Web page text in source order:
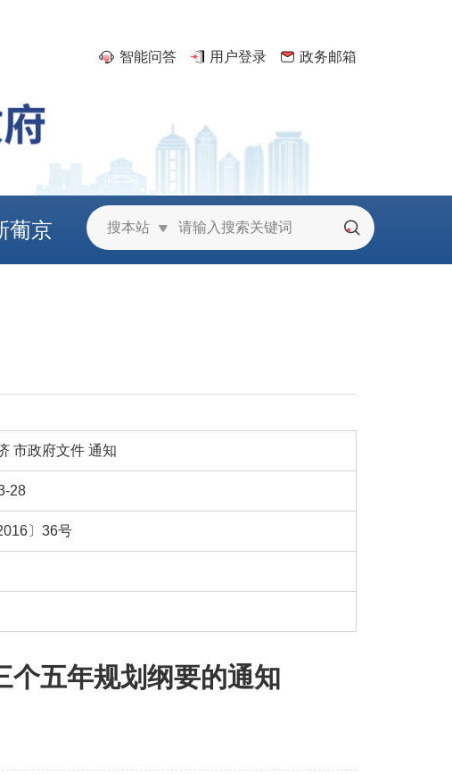
智能问答 用户登录 政务邮箱
搜本站
葡京
市政府文件 通知
28
〕36号
个五年规划纲要的通知